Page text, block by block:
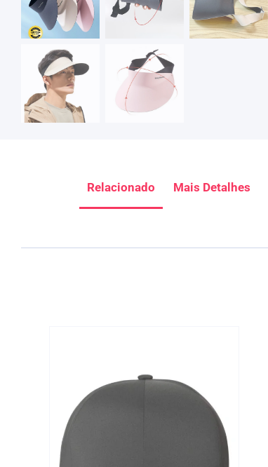
Relacionado Mais Detalhes